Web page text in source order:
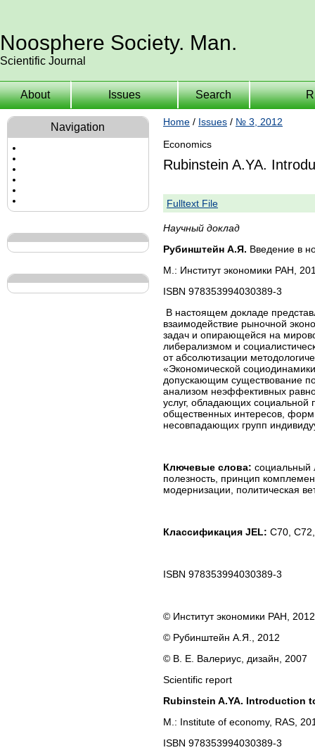
Noosphere Society. Man.
Scientific Journal
About Issues Search
Navigation Home / Issues / № 3, 2012
Economics
Rubinstein A.YA.
Fulltext File
Научный доклад
Рубинштейн А.Я. Введение в
М.: Институт экономики РАН,
ISBN 978353994030389-3
В настоящем докладе
взаимодействие рыночной
задач и опирающейся на
либерализмом и
от абсолютизации
«Экономической
допускающим существование
анализом неэффективных
услуг, обладающих социальной
общественных интересов,
несовпадающих групп
Ключевые слова: социальный
полезность, принцип
модернизации, политическая
Классификация JEL: С70,
ISBN 978353994030389-3
© Институт экономики РАН, 2012
© Рубинштейн А.Я., 2012
© В. Е. Валериус, дизайн, 2007
Scientific report
Rubinstein A.YA. Introduction
M.: Institute of economy, RAS,
ISBN 978353994030389-3